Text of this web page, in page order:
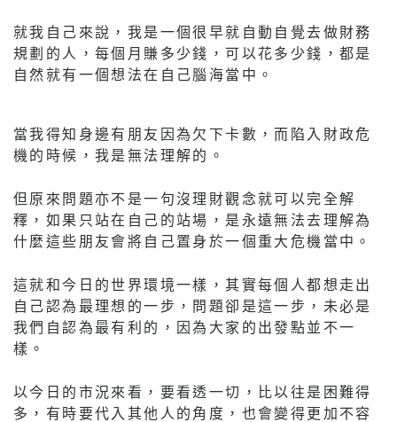
就我自己來說，我是一個很早就自動自覺去做財務
規劃的人，每個月賺多少錢，可以花多少錢，都是
自然就有一個想法在自己腦海當中。
當我得知身邊有朋友因為欠下卡數，而陷入財政危
機的時候，我是無法理解的。
但原來問題亦不是一句沒理財觀念就可以完全解
釋，如果只站在自己的站場，是永遠無法去理解為
什麼這些朋友會將自己置身於一個重大危機當中。
這就和今日的世界環境一樣，其實每個人都想走出
自己認為最理想的一步，問題卻是這一步，未必是
我們自認為最有利的，因為大家的出發點並不一
樣。
以今日的市況來看，要看透一切，比以往是困難得
多，有時要代入其他人的角度，也會變得更加不容